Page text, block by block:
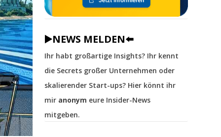
▶️NEWS MELDEN⬅️
Ihr habt großartige Insights? Ihr kennt
die Secrets großer Unternehmen oder
skalierender Start-ups? Hier könnt ihr
mir anonym eure Insider-News
mitgeben.